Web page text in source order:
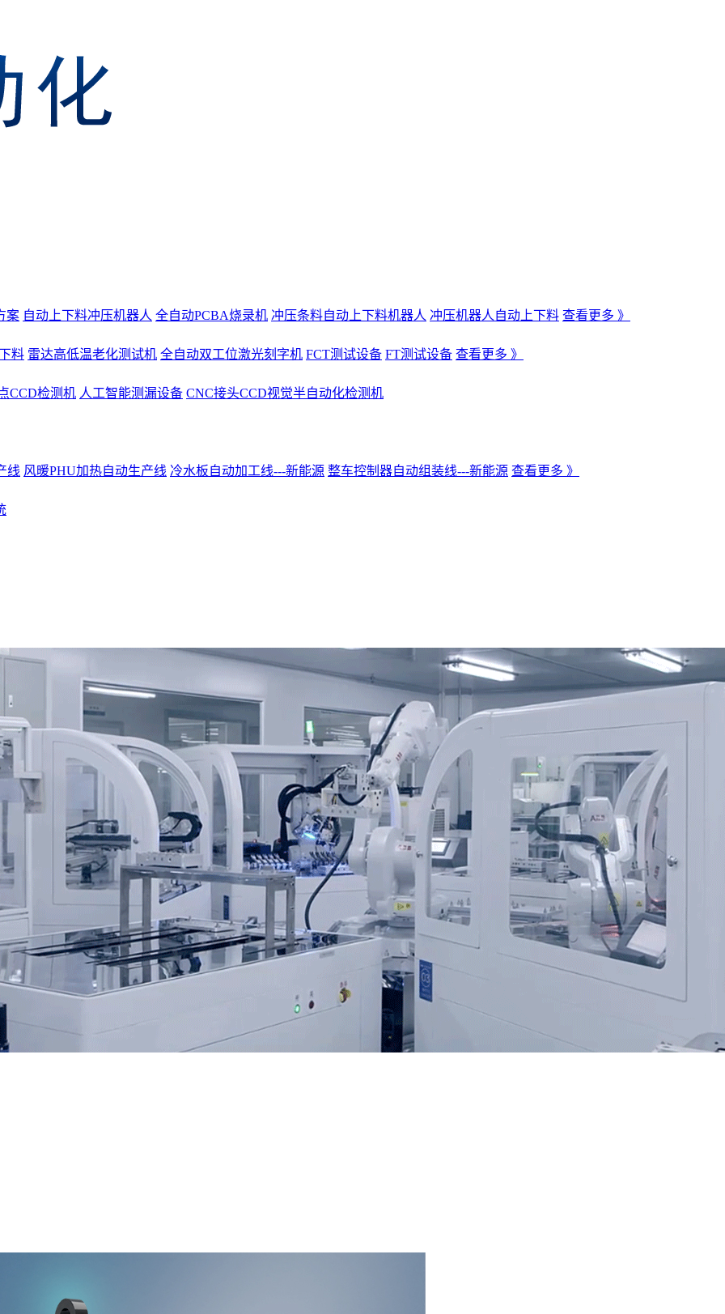
案 自动上下料冲压机器人 全自动PCBA烧录机 冲压条料自动上下料机器人 冲压机器人自动上下料 查看更多 》
料 雷达高低温老化测试机 全自动双工位激光刻字机 FCT测试设备 FT测试设备 查看更多 》
CCD检测机 人工智能测漏设备 CNC接头CCD视觉半自动化检测机
线 风暖PHU加热自动生产线 冷水板自动加工线---新能源 整车控制器自动组装线---新能源 查看更多 》